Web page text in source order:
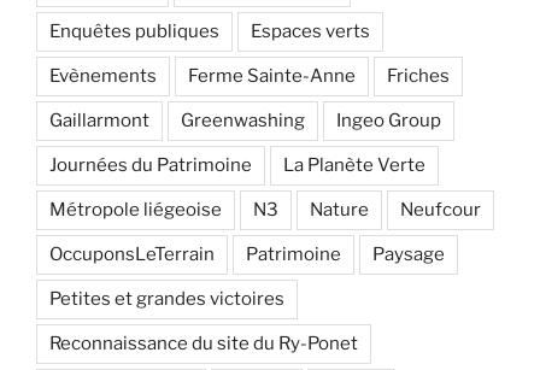
Enquêtes publiques Espaces verts
Evènements Ferme Sainte-Anne Friches
Gaillarmont Greenwashing Ingeo Group
Journées du Patrimoine La Planète Verte
Métropole liégeoise N3 Nature Neufcour
OccuponsLeTerrain Patrimoine Paysage
Petites et grandes victoires
Reconnaissance du site du Ry-Ponet